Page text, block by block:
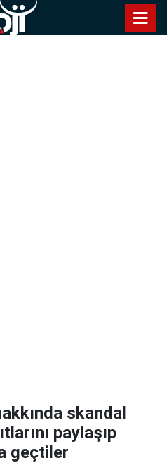
skandal
paylaşıp
geçtiler